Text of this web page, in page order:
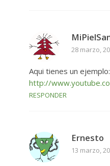
28 marzo,
Aqui tienes un ejemplo:
http://
RESPONDER
Ernesto
13 marzo,